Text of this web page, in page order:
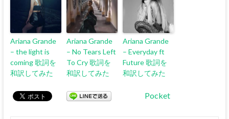
Ariana Grande
– the light is
coming 歌詞を
和訳してみた
Ariana Grande
– No Tears Left
To Cry 歌詞を
和訳してみた
Ariana Grande
– Everyday ft
Future 歌詞を
和訳してみた
Pocket